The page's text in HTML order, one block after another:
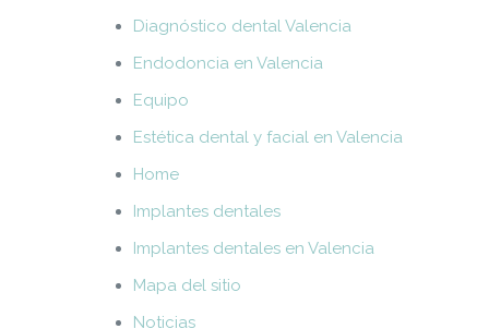
Diagnóstico dental Valencia
Endodoncia en Valencia
Equipo
Estética dental y facial en Valencia
Home
Implantes dentales
Implantes dentales en Valencia
Mapa del sitio
Noticias